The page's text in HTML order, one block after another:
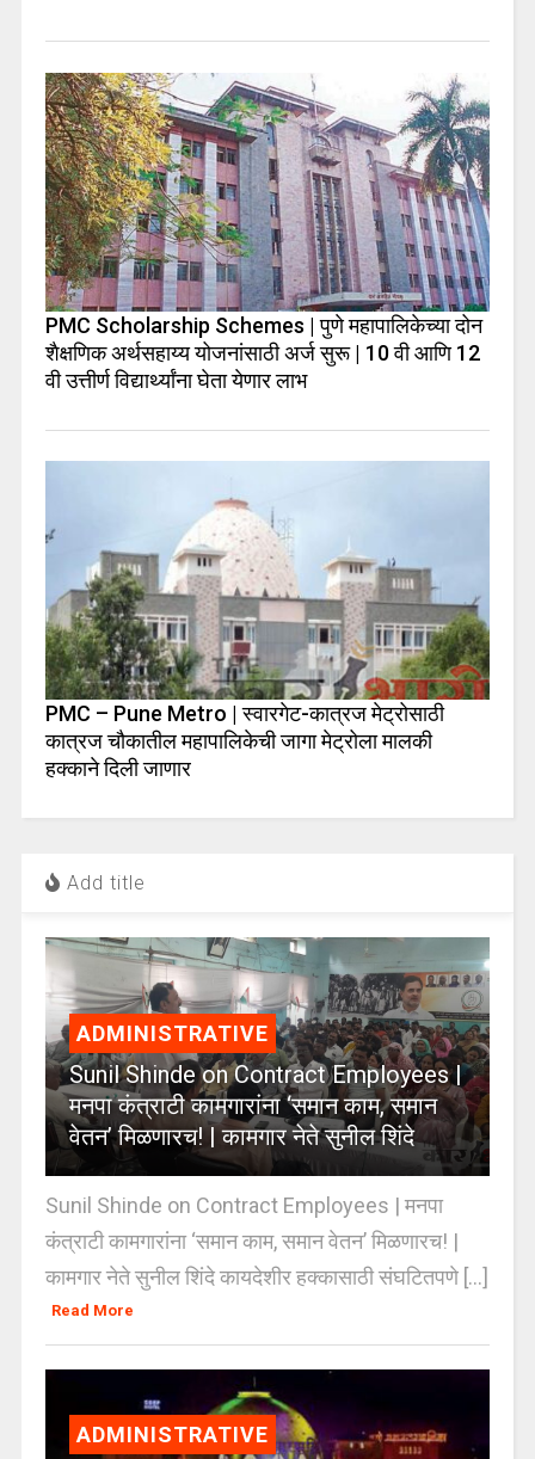
PMC Scholarship Schemes | पुणे महापालिकेच्या दोन
शैक्षणिक अर्थसहाय्य योजनांसाठी अर्ज सुरू | 10 वी आणि 12
वी उत्तीर्ण विद्यार्थ्यांना घेता येणार लाभ
PMC – Pune Metro | स्वारगेट-कात्रज मेट्रोसाठी
कात्रज चौकातील महापालिकेची जागा मेट्रोला मालकी
हक्काने दिली जाणार
Add title
ADMINISTRATIVE
Sunil Shinde on Contract Employees |
मनपा कंत्राटी कामगारांना ‘समान काम, समान
वेतन’ मिळणारच! | कामगार नेते सुनील शिंदे
Sunil Shinde on Contract Employees | मनपा
कंत्राटी कामगारांना ‘समान काम, समान वेतन’ मिळणारच! |
कामगार नेते सुनील शिंदे कायदेशीर हक्कासाठी संघटितपणे [...]
Read More
ADMINISTRATIVE